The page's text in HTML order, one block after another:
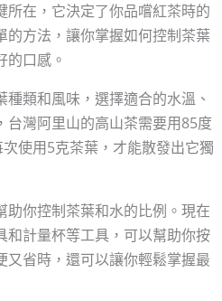
所在，它決定了你品嚐紅茶時的
的方法，讓你掌握如何控制茶葉
的口感。
類和風味，選擇適合的水溫、
台灣阿里山的高山茶需要用85度
使用5克茶葉，才能散發出它獨
助你控制茶葉和水的比例。現在
和計量杯等工具，可以幫助你按
又省時，還可以讓你輕鬆掌握最